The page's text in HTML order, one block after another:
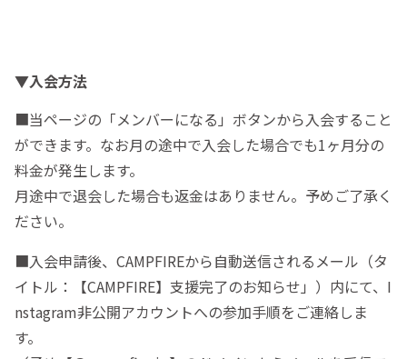
▼入会方法
■当ページの「メンバーになる」ボタンから入会すること
ができます。なお月の途中で入会した場合でも1ヶ月分の
料金が発生します。
月途中で退会した場合も返金はありません。予めご了承く
ださい。
■入会申請後、CAMPFIREから自動送信されるメール（タ
イトル：【CAMPFIRE】支援完了のお知らせ」）内にて、I
nstagram非公開アカウントへの参加手順をご連絡しま
す。